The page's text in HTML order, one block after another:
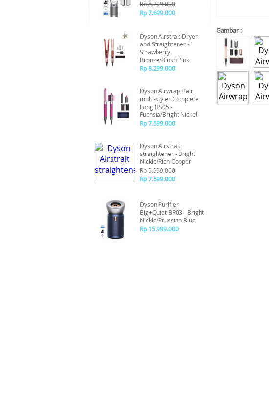
Rp 8.299.000
Rp 7.699.000
Dyson Airstrait Dryer
and Straightener -
Strawberry
Bronze/Blush Pink
Rp 8.299.000
Dyson Airwrap Hair
multi-styler Complete
Long HS05 -
Fuchsia/Bright Nickel
Rp 7.599.000
Dyson Airstrait
straightener - Bright
Nickle/Rich Copper
Rp 9.999.000
Rp 7.599.000
Dyson Purifier
Big+Quiet BP03 - Bright
Nickle/Prussian Blue
Rp 15.999.000
Gambar :